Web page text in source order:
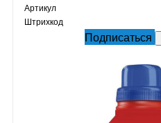
Артикул
Штрихкод
Подписаться